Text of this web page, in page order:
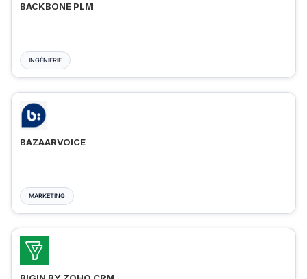
BACKBONE PLM
INGÉNIERIE
BAZAARVOICE
MARKETING